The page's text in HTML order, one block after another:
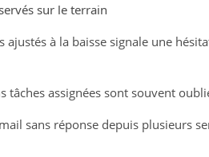
sur le terrain
ajustés à la baisse signale une
tâches assignées sont souvent
sans réponse depuis plusieurs